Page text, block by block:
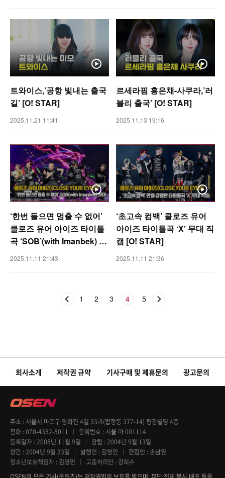
트와이스,’공항 빛내는 출국
길’ [O! STAR]
2025.11.21 11:41
르세라핌 홍은채-사쿠라,’러
블리 출국’ [O! STAR]
2025.11.13 19:16
‘한번 들으면 멈출 수 없어’
클로즈 유어 아이즈 타이틀
곡 ‘SOB’(with Imanbek) 무
대 [O! STAR]
2025.11.11 21:43
‘초고속 컴백’ 클로즈 유어
아이즈 타이틀곡 ‘X’ 무대 직
캠 [O! STAR]
2025.11.11 21:36
1 2 3 4 5
회사소개 저작권 규약 기사구매 및 제휴문의 광고문의
주소
서울시 마포구 양화진 4길 33-5(합정동 377-14) 평강빌딩 4층
전화 070-4352-5011 등록번호
서울 아 001114
등록일자 2005년 11월 9일 창립 2004년 9월 13일
창간 2004년 9월 23일 발행인 김영민 편집인
손남원
청소년보호책임자 김영민 고충처리인
강희수